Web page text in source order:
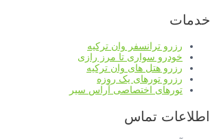
خدمات
رزرو ترانسفر وان ترکیه
خودرو سواری تا مرز رازی
رزرو هتل های وان ترکیه
رزرو تورهای یک روزه
تورهای اختصاصی آراس سیر
اطلاعات تماس